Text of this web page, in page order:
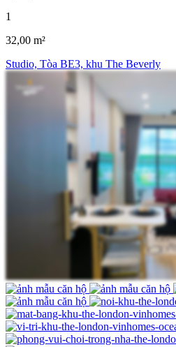
1
32,00 m²
Studio, Tòa BE3, khu The Beverly